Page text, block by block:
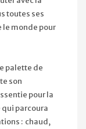
toutes ses
le monde pour
palette de
son
pour la
parcoura
: chaud,